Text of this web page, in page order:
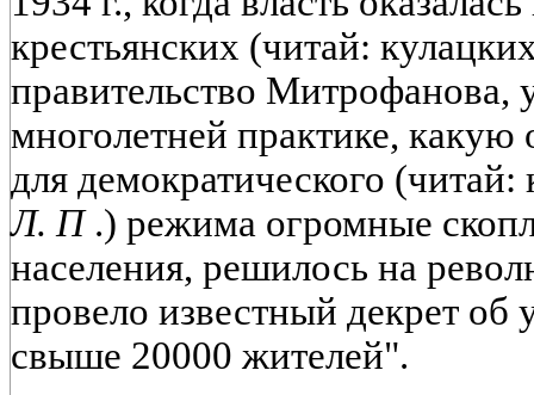
крестьянских (читай:
правительство Митрофанова,
многолетней практике, какую
для демократического
Л. П.) режима огромные
населения, решилось на
провело известный декрет об
свыше 20000 жителей".